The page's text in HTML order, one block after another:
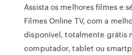
Assista os melhores filmes e
Filmes Online TV, com a
disponível, totalmente grátis
computador, tablet ou